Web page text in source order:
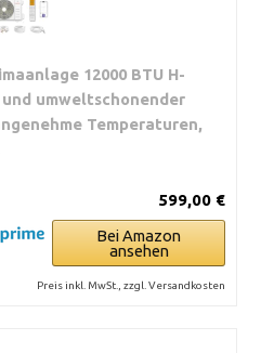
12000 BTU H-
umweltschonender
Temperaturen,
599,00 €
Bei Amazon
ansehen
Preis inkl. MwSt., zzgl. Versandkosten